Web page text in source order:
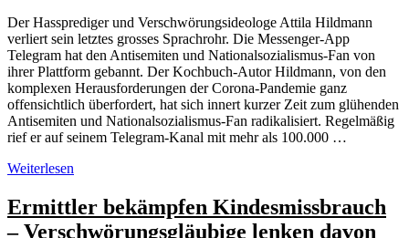
Der Hassprediger und Verschwörungsideologe Attila Hildmann
verliert sein letztes grosses Sprachrohr. Die Messenger-App
Telegram hat den Antisemiten und Nationalsozialismus-Fan von
ihrer Plattform gebannt. Der Kochbuch-Autor Hildmann, von den
komplexen Herausforderungen der Corona-Pandemie ganz
offensichtlich überfordert, hat sich innert kurzer Zeit zum glühenden
Antisemiten und Nationalsozialismus-Fan radikalisiert. Regelmäßig
rief er auf seinem Telegram-Kanal mit mehr als 100.000 …
Radikalisierungsbeschleuniger
sperrt
Attila
Hildmann
Weiterlesen
Ermittler bekämpfen Kindesmissbrauch
– Verschwörungsgläubige lenken davon